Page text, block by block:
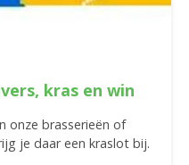
kras en win
onze brasserieën of
je daar een kraslot bij.